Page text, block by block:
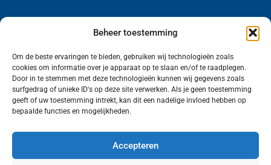
Beheer toestemming
Om de beste ervaringen te bieden, gebruiken wij technologieën zoals
cookies om informatie over je apparaat op te slaan en/of te raadplegen.
Door in te stemmen met deze technologieën kunnen wij gegevens zoals
surfgedrag of unieke ID's op deze site verwerken. Als je geen toestemming
geeft of uw toestemming intrekt, kan dit een nadelige invloed hebben op
bepaalde functies en mogelijkheden.
Accepteren
Wij van FranekerActueel.nl verzorgen het nieuws
in de Gemeente Waadhoeke. Met als hoofdplaats